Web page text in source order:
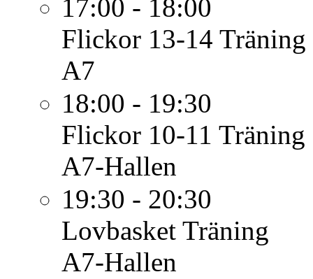
17:00 - 18:00
Flickor 13-14 Träning
A7
18:00 - 19:30
Flickor 10-11 Träning
A7-Hallen
19:30 - 20:30
Lovbasket Träning
A7-Hallen